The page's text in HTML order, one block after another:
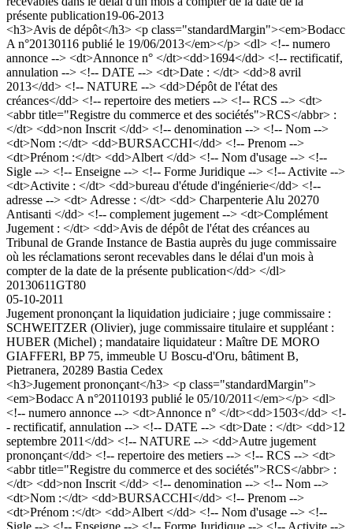
présente publication19-06-2013
<h3>Avis de dépôt</h3> <p class="standardMargin"><em>Bodacc
A n°20130116 publié le 19/06/2013</em></p> <dl> <!-- numero
annonce --> <dt>Annonce n° </dt><dd>1694</dd> <!-- rectificatif,
annulation --> <!-- DATE --> <dt>Date : </dt> <dd>8 avril
2013</dd> <!-- NATURE --> <dd>Dépôt de l'état des
créances</dd> <!-- repertoire des metiers --> <!-- RCS --> <dt>
<abbr title="Registre du commerce et des sociétés">RCS</abbr> :
</dt> <dd>non Inscrit </dd> <!-- denomination --> <!-- Nom -->
<dt>Nom :</dt> <dd>BURSACCHI</dd> <!-- Prenom -->
<dt>Prénom :</dt> <dd>Albert </dd> <!-- Nom d'usage --> <!--
Sigle --> <!-- Enseigne --> <!-- Forme Juridique --> <!-- Activite -->
<dt>Activite : </dt> <dd>bureau d'étude d'ingénierie</dd> <!--
adresse --> <dt> Adresse : </dt> <dd> Charpenterie Alu 20270
Antisanti </dd> <!-- complement jugement --> <dt>Complément
Jugement : </dt> <dd>Avis de dépôt de l'état des créances au
Tribunal de Grande Instance de Bastia auprès du juge commissaire
où les réclamations seront recevables dans le délai d'un mois à
compter de la date de la présente publication</dd> </dl>
20130611GT80
05-10-2011
Jugement prononçant la liquidation judiciaire ; juge commissaire :
SCHWEITZER (Olivier), juge commissaire titulaire et suppléant :
HUBER (Michel) ; mandataire liquidateur : Maître DE MORO
GIAFFERl, BP 75, immeuble U Boscu-d'Oru, bâtiment B,
Pietranera, 20289 Bastia Cedex
<h3>Jugement prononçant</h3> <p class="standardMargin">
<em>Bodacc A n°20110193 publié le 05/10/2011</em></p> <dl>
<!-- numero annonce --> <dt>Annonce n° </dt><dd>1503</dd> <!-
- rectificatif, annulation --> <!-- DATE --> <dt>Date : </dt> <dd>12
septembre 2011</dd> <!-- NATURE --> <dd>Autre jugement
prononçant</dd> <!-- repertoire des metiers --> <!-- RCS --> <dt>
<abbr title="Registre du commerce et des sociétés">RCS</abbr> :
</dt> <dd>non Inscrit </dd> <!-- denomination --> <!-- Nom -->
<dt>Nom :</dt> <dd>BURSACCHI</dd> <!-- Prenom -->
<dt>Prénom :</dt> <dd>Albert </dd> <!-- Nom d'usage --> <!--
Sigle --> <!-- Enseigne --> <!-- Forme Juridique --> <!-- Activite -->